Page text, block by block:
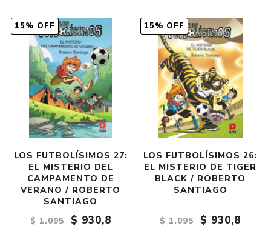
15% OFF
LOS FUTBOLÍSIMOS 27:
EL MISTERIO DEL
CAMPAMENTO DE
VERANO / ROBERTO
SANTIAGO
$ 1.095
$ 930,8
15% OFF
LOS FUTBOLÍSIMOS 26:
EL MISTERIO DE TIGER
BLACK / ROBERTO
SANTIAGO
$ 1.095 $ 930,8